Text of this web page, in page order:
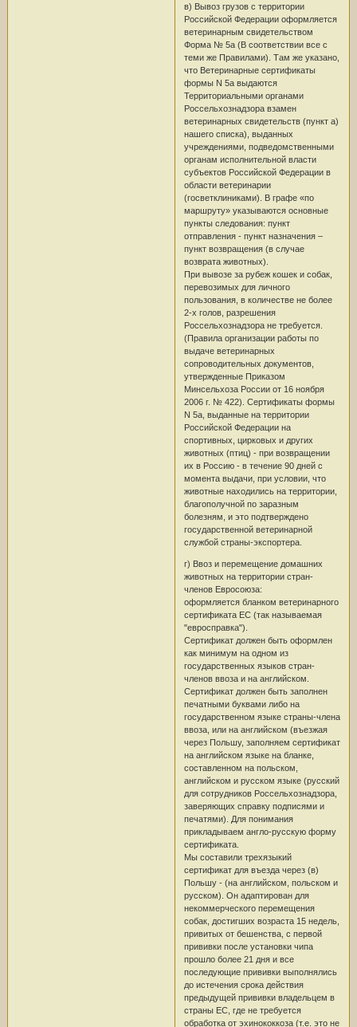
в) Вывоз грузов с территории
Российской Федерации оформляется
ветеринарным свидетельством
Форма № 5a (В соответствии все с
теми же Правилами). Там же указано,
что Ветеринарные сертификаты
формы N 5a выдаются
Территориальными органами
Россельхознадзора взамен
ветеринарных свидетельств (пункт а)
нашего списка), выданных
учреждениями, подведомственными
органам исполнительной власти
субъектов Российской Федерации в
области ветеринарии
(госветклиниками). В графе «по
маршруту» указываются основные
пункты следования: пункт
отправления - пункт назначения –
пункт возвращения (в случае
возврата животных).
При вывозе за рубеж кошек и собак,
перевозимых для личного
пользования, в количестве не более
2-х голов, разрешения
Россельхознадзора не требуется.
(Правила организации работы по
выдаче ветеринарных
сопроводительных документов,
утвержденные Приказом
Минсельхоза России от 16 ноября
2006 г. № 422). Сертификаты формы
N 5а, выданные на территории
Российской Федерации на
спортивных, цирковых и других
животных (птиц) - при возвращении
их в Россию - в течение 90 дней с
момента выдачи, при условии, что
животные находились на территории,
благополучной по заразным
болезням, и это подтверждено
государственной ветеринарной
службой страны-экспортера.
г) Ввоз и перемещение домашних
животных на территории стран-
членов Евросоюза:
оформляется бланком ветеринарного
сертификата ЕС (так называемая
"евросправка").
Сертификат должен быть оформлен
как минимум на одном из
государственных языков стран-
членов ввоза и на английском.
Сертификат должен быть заполнен
печатными буквами либо на
государственном языке страны-члена
ввоза, или на английском (въезжая
через Польшу, заполняем сертификат
на английском языке на бланке,
составленном на польском,
английском и русском языке (русский
для сотрудников Россельхознадзора,
заверяющих справку подписями и
печатями). Для понимания
прикладываем англо-русскую форму
сертификата.
Мы составили трехязыкий
сертификат для въезда через (в)
Польшу - (на английском, польском и
русском). Он адаптирован для
некоммерческого перемещения
собак, достигших возраста 15 недель,
привитых от бешенства, с первой
прививки после установки чипа
прошло более 21 дня и все
последующие прививки выполнялись
до истечения срока действия
предыдущей прививки владельцем в
страны ЕС, где не требуется
обработка от эхинококкоза (т.е. это не